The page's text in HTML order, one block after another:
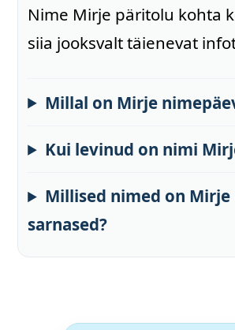
Nime Mirje päritolu kohta
siia jooksvalt täienevat
Millal on Mirje
Kui levinud on nimi
Millised nimed on
sarnased?